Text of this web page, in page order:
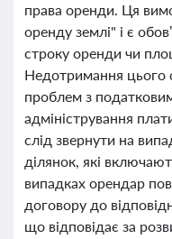
права оренди. Ця
оренду землі" і є
строку оренди чи
Недотримання цього
проблем з
адміністрування
слід звернути на
ділянок, які
випадках орендар
договору до
що відповідає за